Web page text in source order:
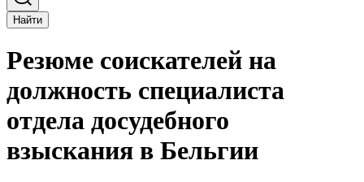
Найти
Резюме соискателей на
должность специалиста
отдела досудебного
взыскания в Бельгии